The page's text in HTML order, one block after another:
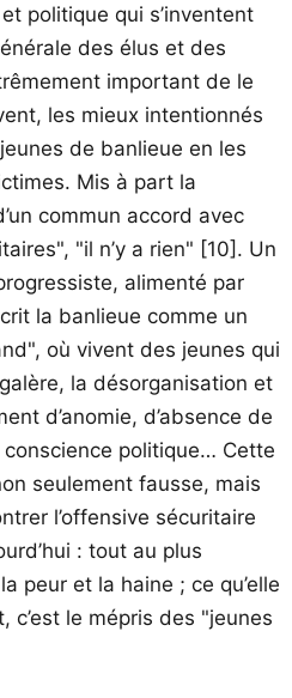
politique qui s’inventent
des élus et des
important de le
les mieux intentionnés
de banlieue en les
Mis à part la
commun accord avec
"il n’y a rien" [10] . Un
alimenté par
la banlieue comme un
où vivent des jeunes qui
la désorganisation et
d’anomie, d’absence de
conscience politique… Cette
seulement fausse, mais
l’offensive sécuritaire
: tout au plus
peur et la haine ; ce qu’elle
c’est le mépris des "jeunes